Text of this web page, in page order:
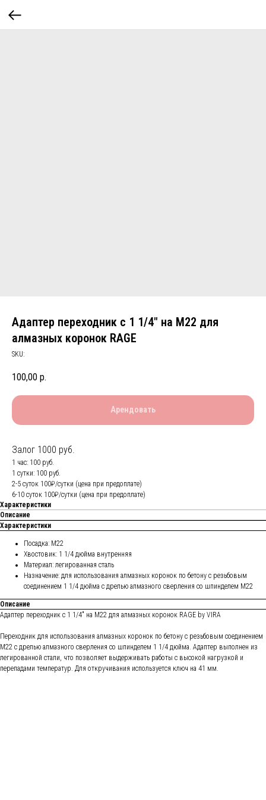
Адаптер переходник с 1 1/4" на М22 для
алмазных коронок RAGE
SKU:
100,00 р.
Арендовать
Залог 1000 руб.
1 час: 100 руб.
1 сутки: 100 руб.
2-5 суток 100₽/сутки (цена при предоплате)
6-10 суток 100₽/сутки (цена при предоплате)
Характеристики
Описание
Характеристики
Посадка: М22
Хвостовик: 1 1/4 дюйма внутренняя
Материал: легированная сталь
Назначение: для использования алмазных коронок по бетону с резьбовым
соединением 1 1/4 дюйма с дрелью алмазного сверления со шпинделем М22
Описание
Адаптер переходник с 1 1/4" на М22 для алмазных коронок RAGE by VIRA
Переходник для использования алмазных коронок по бетону с резьбовым соединением
М22 с дрелью алмазного сверления со шпинделем 1 1/4 дюйма. Адаптер выполнен из
легированной стали, что позволяет выдерживать работы с высокой нагрузкой и
перепадами температур. Для откручивания используется ключ на 41 мм.